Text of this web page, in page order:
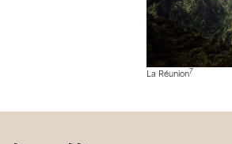
La Réunion7